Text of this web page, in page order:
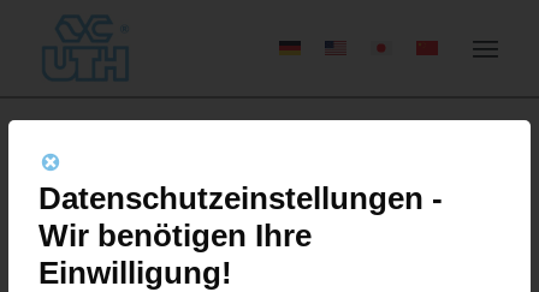
Datenschutzeinstellungen -
Wir benötigen Ihre
Einwilligung!